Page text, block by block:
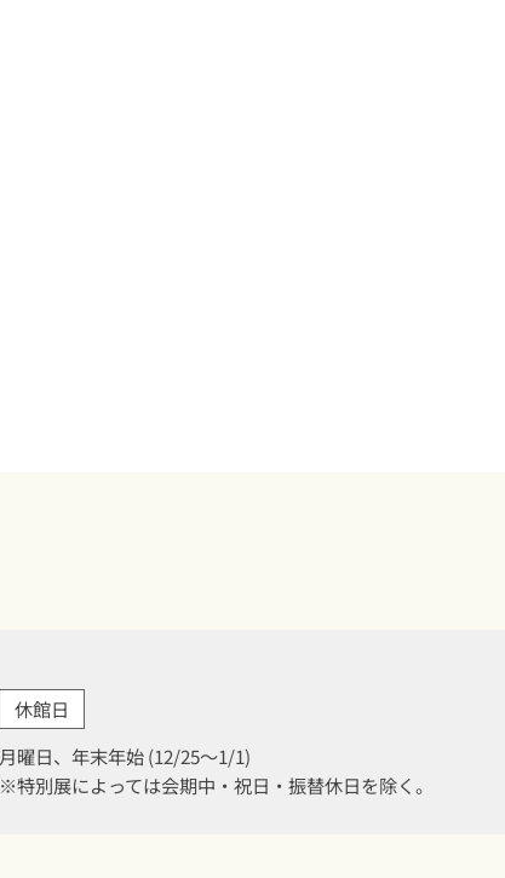
休館日
月曜日、年末年始 (12/25～1/1)
※特別展によっては会期中・祝日・振替休日を除く。